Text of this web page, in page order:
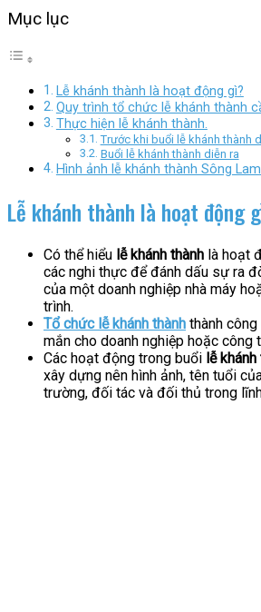
Mục lục
Lễ khánh thành là hoạt động gì?
Quy trình tổ chức lễ khánh thành
Thực hiện lễ khánh thành.
Trước khi buổi lễ khánh thành
Buổi lễ khánh thành diễn ra
Hình ảnh lễ khánh thành Sông
Lễ khánh thành là hoạt động
Có thể hiểu lễ khánh thành là hoạt
các nghi thực để đánh dấu sự ra
của một doanh nghiệp nhà máy
trình.
Tổ chức lễ khánh thành thành
mắn cho doanh nghiệp hoặc công
Các hoạt động trong buổi lễ khánh
xây dựng nên hình ảnh, tên tuổi
trường, đối tác và đối thủ trong